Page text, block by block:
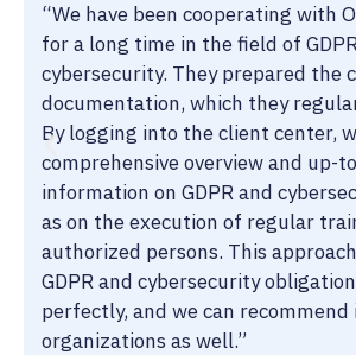
“We have been cooperating with
for a long time in the field of
cybersecurity. They prepared the
documentation, which they
By logging into the client center,
comprehensive overview and up-
information on GDPR and
as on the execution of regular
authorized persons. This
GDPR and cybersecurity
perfectly, and we can
organizations as well.”